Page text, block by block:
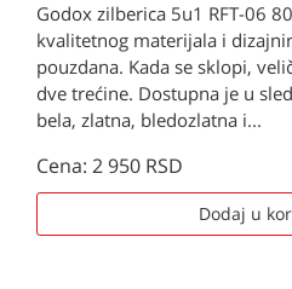
Godox zilberica 5u1 RFT-06
kvalitetnog materijala i
pouzdana. Kada se sklopi,
dve trećine. Dostupna je u
bela, zlatna, bledozlatna i...
Cena: 2 950 RSD
Dodaj u